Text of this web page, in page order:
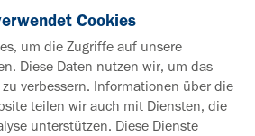
KG
Cookies
um die Zugriffe auf unsere
Diese Daten nutzen wir, um das
verbessern. Informationen über die
teilen wir auch mit Diensten, die
unterstützen. Diese Dienste